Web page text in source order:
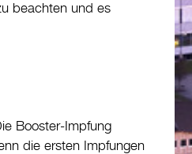
beachten und es
Booster-Impfung
die ersten Impfungen